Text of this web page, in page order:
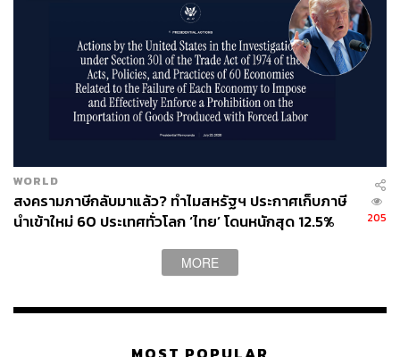
WORLD
สงครามภาษีกลับมาแล้ว? ทำไมสหรัฐฯ ประกาศเก็บภาษี
นำเข้าใหม่ 60 ประเทศทั่วโลก ‘ไทย’ โดนหนักสุด 12.5%
205
MORE